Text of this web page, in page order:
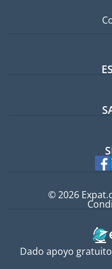
Foro
Guía
Dado apoyo
© 2026